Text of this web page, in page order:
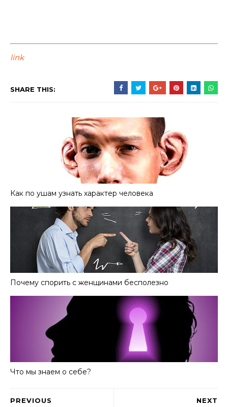
link
SHARE THIS:
Как по ушам узнать характер человека
Почему спорить с женщинами бесполезно
Что мы знаем о себе?
NEXT
PREVIOUS